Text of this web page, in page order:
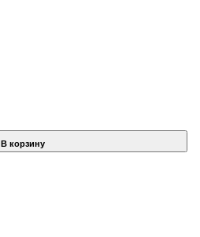
В корзину